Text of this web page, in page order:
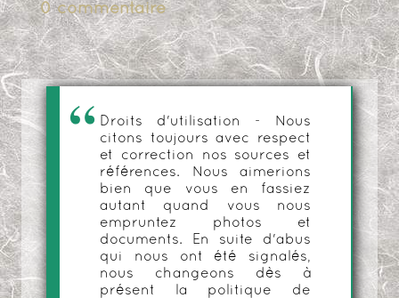
0 commentaire
Droits d'utilisation - Nous
citons toujours avec respect
et correction nos sources et
références. Nous aimerions
bien que vous en fassiez
autant quand vous nous
empruntez photos et
documents. En suite d'abus
qui nous ont été signalés,
nous changeons dès à
présent la politique de